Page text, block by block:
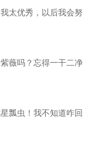
太优秀，以后我会努
薇吗？忘得一干二净
瓢虫！我不知道咋回